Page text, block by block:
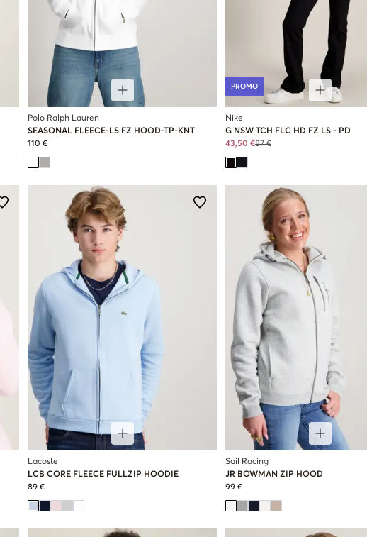
Polo Ralph Lauren
SEASONAL FLEECE-LS FZ HOOD-TP-KNT
110 €
PROMO
Nike
G NSW TCH FLC HD FZ LS - PD
43,50 €87 €
Lacoste
LCB CORE FLEECE FULLZIP HOODIE
89 €
Sail Racing
JR BOWMAN ZIP HOOD
99 €